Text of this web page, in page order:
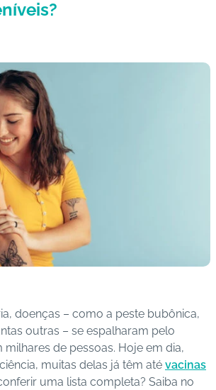
doenças – como a peste bubônica,
outras – se espalharam pelo
de pessoas. Hoje em dia,
muitas delas já têm até vacinas
uma lista completa? Saiba no